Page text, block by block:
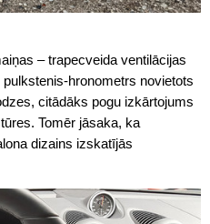
– trapecveida ventilācijas
hronometrs novietots
citādāks pogu izkārtojums
Tomēr jāsaka, ka
dizains izskatījās